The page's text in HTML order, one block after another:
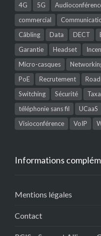
4G 5G
commercial
Câbling
Data DECT
Garantie
Headset
Micro-casques
PoE
Recrutement
Switching
Sécurité
téléphonie sans fil
UCaaS
Visioconférence
VoIP
Informations
Mentions légales
Contact